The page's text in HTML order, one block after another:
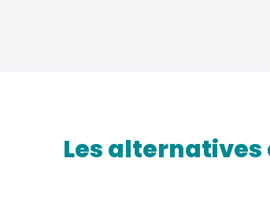
Les alternatives